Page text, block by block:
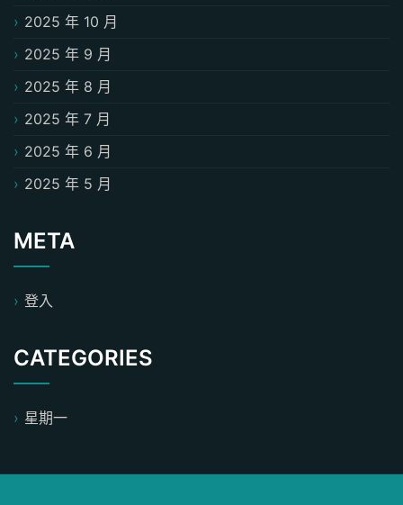
2025 年 10 月
2025 年 9 月
2025 年 8 月
2025 年 7 月
2025 年 6 月
2025 年 5 月
META
登入
CATEGORIES
星期一